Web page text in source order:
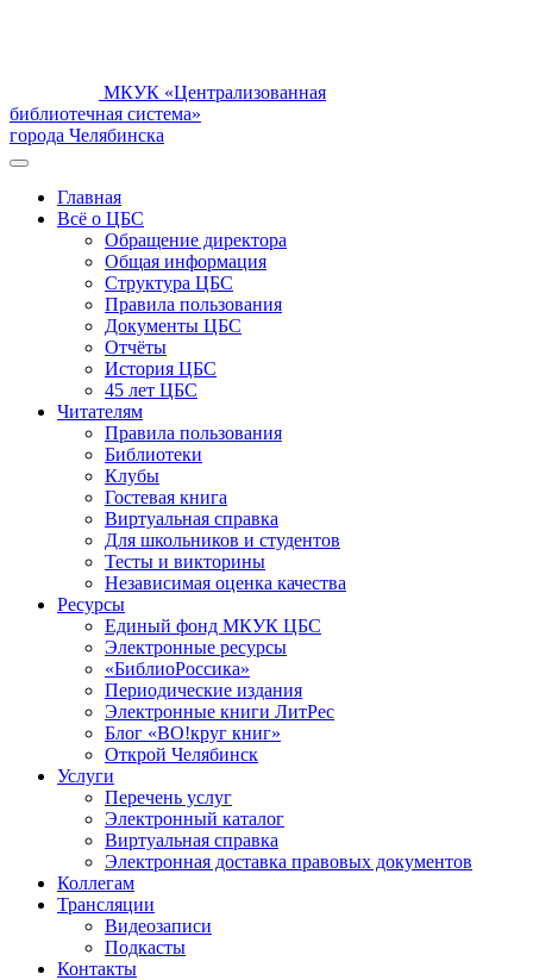
МКУК «Централизованная
библиотечная система»
города Челябинска
Главная
Всё о ЦБС
Обращение директора
Общая информация
Структура ЦБС
Правила пользования
Документы ЦБС
Отчёты
История ЦБС
45 лет ЦБС
Читателям
Правила пользования
Библиотеки
Клубы
Гостевая книга
Виртуальная справка
Для школьников и студентов
Тесты и викторины
Независимая оценка качества
Ресурсы
Единый фонд МКУК ЦБС
Электронные ресурсы
«БиблиоРоссика»
Периодические издания
Электронные книги ЛитРес
Блог «ВО!круг книг»
Открой Челябинск
Услуги
Перечень услуг
Электронный каталог
Виртуальная справка
Электронная доставка правовых документов
Коллегам
Трансляции
Видеозаписи
Подкасты
Контакты